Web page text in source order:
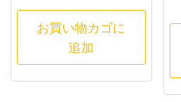
お買い物カゴに
追加